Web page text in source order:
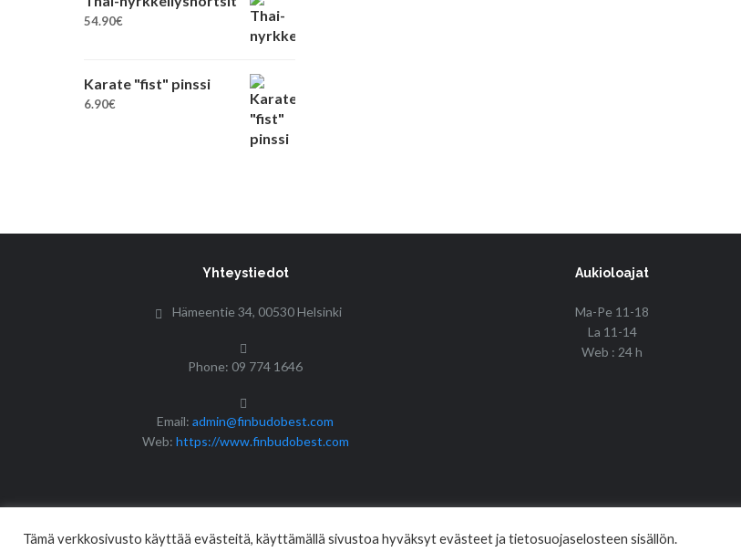
54.90€
Karate "fist" pinssi
6.90€
Yhteystiedot
Hämeentie 34, 00530 Helsinki
Phone: 09 774 1646
Email:admin@finbudobest.com
Web: https://www.finbudobest.com
Aukioloajat
Ma-Pe 11-18
La 11-14
Web : 24 h
© Copyright 2017 Fin Budo Best | Golden Tiger
Tämä verkkosivusto käyttää evästeitä, käyttämällä sivustoa hyväksyt evästeet ja tietosuojaselosteen sisällön.